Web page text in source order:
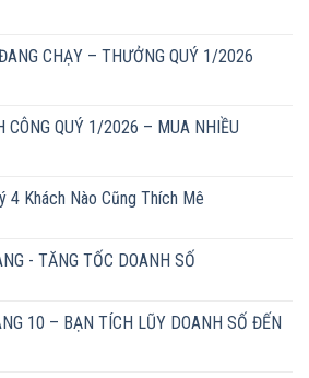
CHẠY – THƯỞNG QUÝ 1/2026
CÔNG QUÝ 1/2026 – MUA NHIỀU
4 Khách Nào Cũng Thích Mê
- TĂNG TỐC DOANH SỐ
10 – BẠN TÍCH LŨY DOANH SỐ ĐẾN